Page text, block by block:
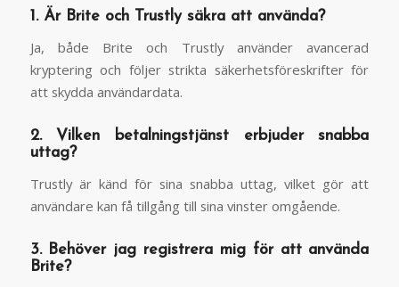
1. Är Brite och Trustly säkra att använda?
Ja, både Brite och Trustly använder avancerad
kryptering och följer strikta säkerhetsföreskrifter för
att skydda användardata.
2. Vilken betalningstjänst erbjuder snabba
uttag?
Trustly är känd för sina snabba uttag, vilket gör att
användare kan få tillgång till sina vinster omgående.
3. Behöver jag registrera mig för att använda
Brite?